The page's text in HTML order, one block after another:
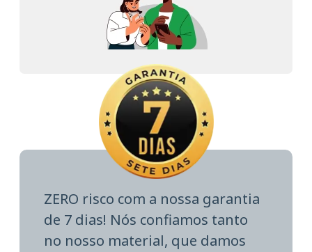
ZERO risco com a nossa garantia
de 7 dias! Nós confiamos tanto
no nosso material, que damos